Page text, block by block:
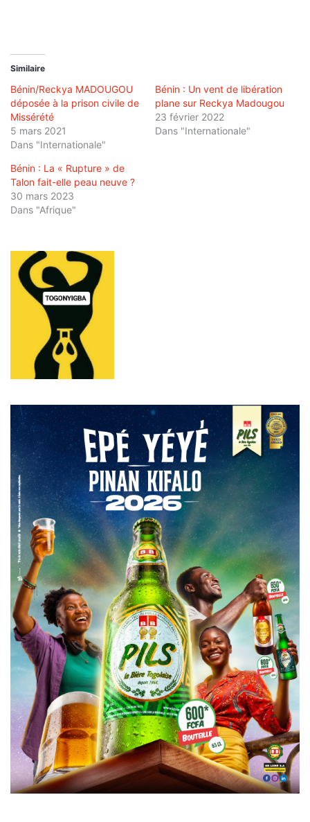
Similaire
Bénin/Reckya MADOUGOU
déposée à la prison civile de
Missérété
5 mars 2021
Dans "Internationale"
Bénin : Un vent de libération
plane sur Reckya Madougou
23 février 2022
Dans "Internationale"
Bénin : La « Rupture » de
Talon fait-elle peau neuve ?
30 mars 2023
Dans "Afrique"